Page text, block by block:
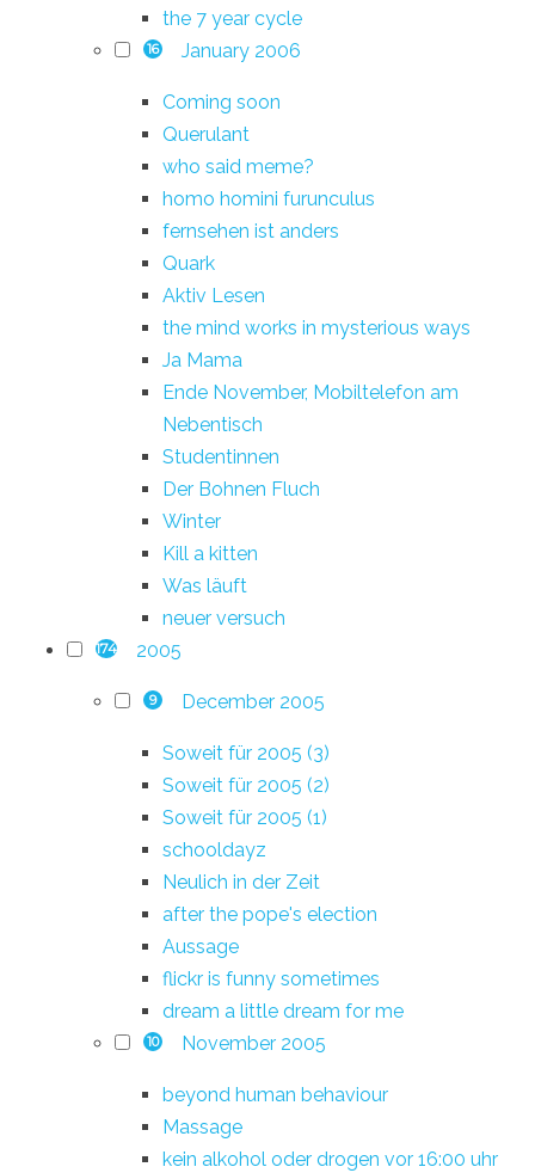
the 7 year cycle
16 January 2006
Coming soon
Querulant
who said meme?
homo homini furunculus
fernsehen ist anders
Quark
Aktiv Lesen
the mind works in mysterious ways
Ja Mama
Ende November, Mobiltelefon am
Nebentisch
Studentinnen
Der Bohnen Fluch
Winter
Kill a kitten
Was läuft
neuer versuch
174 2005
9 December 2005
Soweit für 2005 (3)
Soweit für 2005 (2)
Soweit für 2005 (1)
schooldayz
Neulich in der Zeit
after the pope's election
Aussage
flickr is funny sometimes
dream a little dream for me
10 November 2005
beyond human behaviour
Massage
kein alkohol oder drogen vor 16:00 uhr